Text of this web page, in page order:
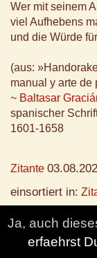
Wer mit seinem
viel Aufhebens
und die Würde
(aus:
manual y arte de
~ Baltasar
spanischer
1601-1658
Zitante
einsortiert in:
Ja, auch
erfaehrst